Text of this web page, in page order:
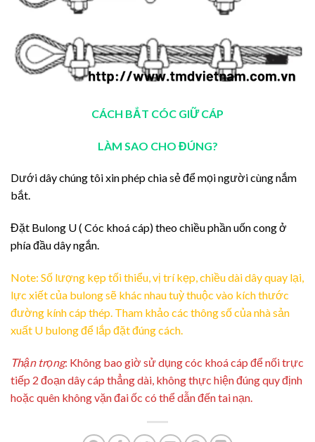
CÁCH BẮT CÓC GIỮ CÁP
LÀM SAO CHO ĐÚNG?
Dưới dây chúng tôi xin phép chia sẻ để mọi người cùng nắm
bắt.
Đặt Bulong U ( Cóc khoá cáp) theo chiều phần uốn cong ở
phía đầu dây ngắn.
Note: Số lượng kẹp tối thiểu, vị trí kẹp, chiều dài dây quay lại,
lực xiết của bulong sẽ khác nhau tuỳ thuộc vào kích thước
đường kính cáp thép. Tham khảo các thông số của nhà sản
xuất U bulong để lắp đặt đúng cách.
Thận trọng: Không bao giờ sử dụng cóc khoá cáp để nối trực
tiếp 2 đoạn dây cáp thẳng dài, không thực hiện đúng quy định
hoặc quên không vặn đai ốc có thể dẫn đến tai nạn.